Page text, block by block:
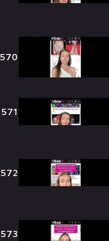
570
571
572
573